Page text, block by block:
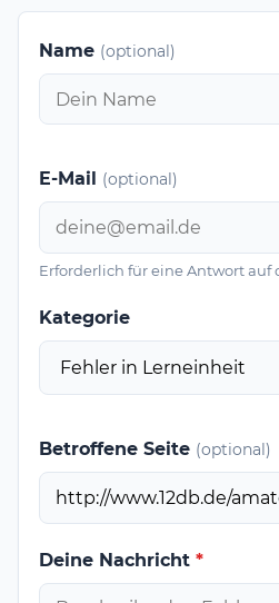
Name (optional)
E-Mail (optional)
Erforderlich für eine Antwort auf
Kategorie
Betroffene Seite (optional)
Deine Nachricht *